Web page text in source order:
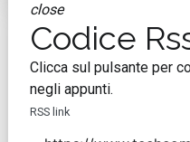
close
Codice
Clicca sul pulsante per
negli appunti.
RSS link